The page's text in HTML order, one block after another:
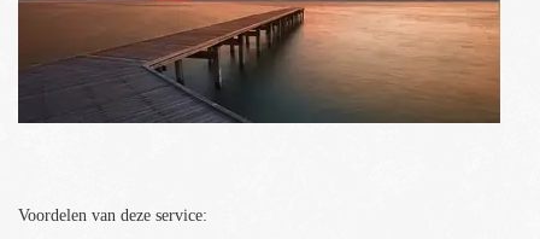
Voordelen van deze service: